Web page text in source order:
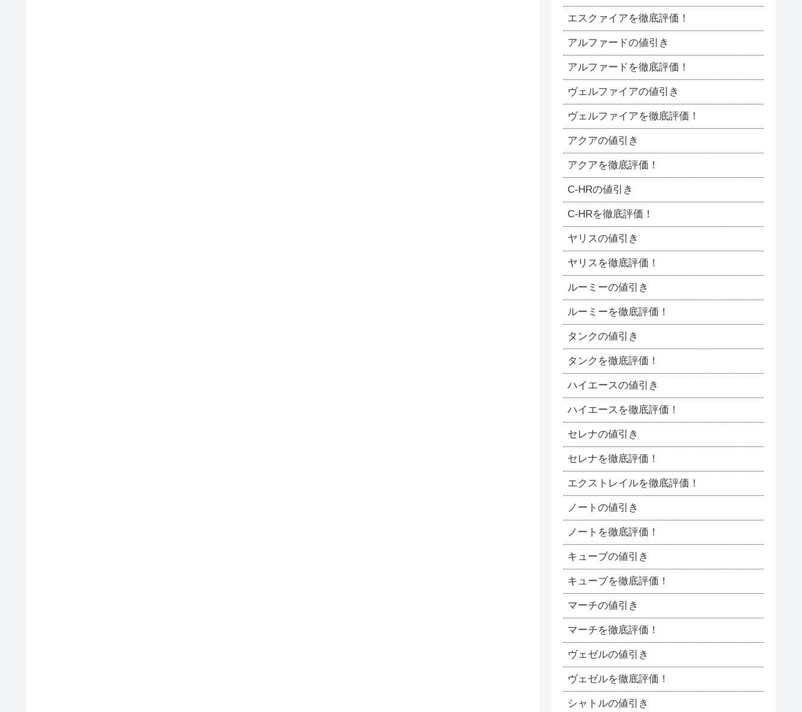
エスクァイアを徹底評価！
アルファードの値引き
アルファードを徹底評価！
ヴェルファイアの値引き
ヴェルファイアを徹底評価！
アクアの値引き
アクアを徹底評価！
C-HRの値引き
C-HRを徹底評価！
ヤリスの値引き
ヤリスを徹底評価！
ルーミーの値引き
ルーミーを徹底評価！
タンクの値引き
タンクを徹底評価！
ハイエースの値引き
ハイエースを徹底評価！
セレナの値引き
セレナを徹底評価！
エクストレイルを徹底評価！
ノートの値引き
ノートを徹底評価！
キューブの値引き
キューブを徹底評価！
マーチの値引き
マーチを徹底評価！
ヴェゼルの値引き
ヴェゼルを徹底評価！
シャトルの値引き